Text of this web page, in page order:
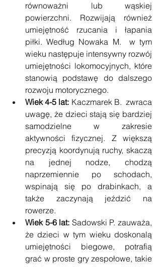
równoważni lub wąskiej
powierzchni. Rozwijają również
umiejętność rzucania i łapania
piłki. Według Nowaka M.  w tym
wieku następuje intensywny rozwój
umiejętności lokomocyjnych, które
stanowią podstawę do dalszego
rozwoju motorycznego.
Wiek 4-5 lat: Kaczmarek B.  zwraca
uwagę, że dzieci stają się bardziej
samodzielne w zakresie
aktywności fizycznej. Z większą
precyzją koordynują ruchy, skaczą
na jednej nodze, chodzą
naprzemiennie po schodach,
wspinają się po drabinkach, a
także zaczynają jeździć na
rowerze.
Wiek 5-6 lat: Sadowski P. zauważa,
że dzieci w tym wieku doskonalą
umiejętności biegowe, potrafią
grać w proste gry zespołowe, takie